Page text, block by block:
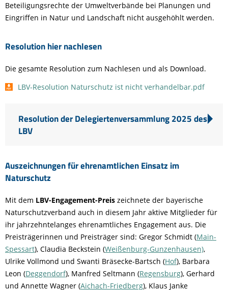
Beteiligungsrechte der Umweltverbände bei Planungen und
Eingriffen in Natur und Landschaft nicht ausgehöhlt werden.
Resolution hier nachlesen
Die gesamte Resolution zum Nachlesen und als Download.
LBV-Resolution Naturschutz ist nicht verhandelbar.pdf
Resolution der Delegiertenversammlung 2025 des
LBV
Auszeichnungen für ehrenamtlichen Einsatz im
Naturschutz
Mit dem LBV-Engagement-Preis zeichnete der bayerische
Naturschutzverband auch in diesem Jahr aktive Mitglieder für
ihr jahrzehntelanges ehrenamtliches Engagement aus. Die
Preisträgerinnen und Preisträger sind: Gregor Schmidt (Main-
Spessart), Claudia Beckstein (Weißenburg-Gunzenhausen),
Ulrike Vollmond und Swanti Bräsecke-Bartsch (Hof), Barbara
Leon (Deggendorf), Manfred Seltmann (Regensburg), Gerhard
und Annette Wagner (Aichach-Friedberg), Klaus Janke